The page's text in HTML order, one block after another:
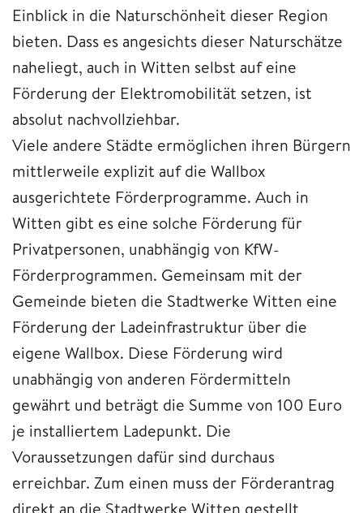
Einblick in die Naturschönheit dieser Region
bieten. Dass es angesichts dieser Naturschätze
naheliegt, auch in Witten selbst auf eine
Förderung der Elektromobilität setzen, ist
absolut nachvollziehbar.
Viele andere Städte ermöglichen ihren Bürgern
mittlerweile explizit auf die Wallbox
ausgerichtete Förderprogramme. Auch in
Witten gibt es eine solche Förderung für
Privatpersonen, unabhängig von KfW-
Förderprogrammen. Gemeinsam mit der
Gemeinde bieten die Stadtwerke Witten eine
Förderung der Ladeinfrastruktur über die
eigene Wallbox. Diese Förderung wird
unabhängig von anderen Fördermitteln
gewährt und beträgt die Summe von 100 Euro
je installiertem Ladepunkt. Die
Voraussetzungen dafür sind durchaus
erreichbar. Zum einen muss der Förderantrag
direkt an die Stadtwerke Witten gestellt